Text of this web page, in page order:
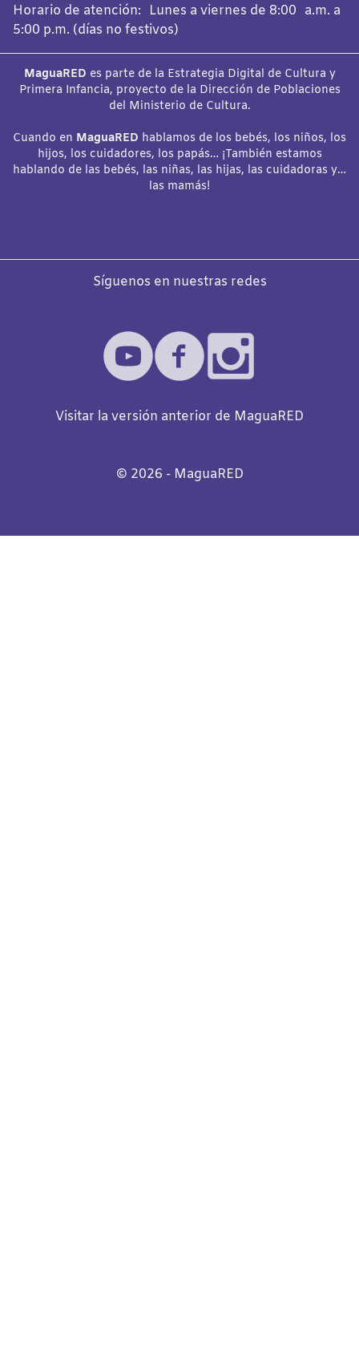
Horario de atención: Lunes a viernes de 8:00 a.m. a
5:00 p.m. (días no festivos)
MaguaRED es parte de la Estrategia Digital de Cultura y
Primera Infancia, proyecto de la Dirección de Poblaciones
del Ministerio de Cultura.
Cuando en MaguaRED hablamos de los bebés, los niños, los
hijos, los cuidadores, los papás… ¡También estamos
hablando de las bebés, las niñas, las hijas, las cuidadoras y…
las mamás!
Síguenos en nuestras redes
Visitar la versión anterior de MaguaRED
©️ 2026 - MaguaRED